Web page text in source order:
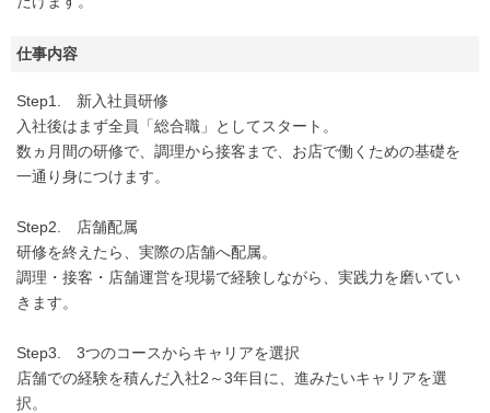
仕事内容
Step1. 新入社員研修
入社後はまず全員「総合職」としてスタート。
数ヵ月間の研修で、調理から接客まで、お店で働くための基礎を
一通り身につけます。
Step2. 店舗配属
研修を終えたら、実際の店舗へ配属。
調理・接客・店舗運営を現場で経験しながら、実践力を磨いてい
きます。
Step3. 3つのコースからキャリアを選択
店舗での経験を積んだ入社2～3年目に、進みたいキャリアを選
択。